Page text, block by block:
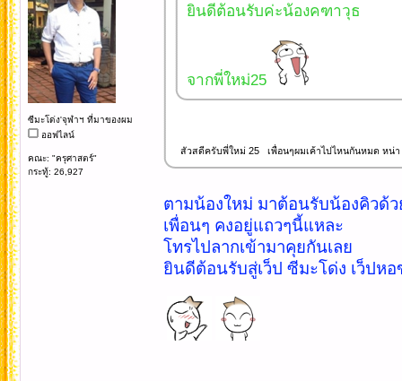
ซีมะโด่ง'จุฬาฯ ที่มาของผม
ออฟไลน์
คณะ: "ครุศาสตร์"
กระทู้: 26,927
ยินดีต้อนรับค่ะน้องคฑาวุธ
จากพี่ใหม่25
สัวสดีครับพี่ใหม่ 25 เพื่อนๆผมเค้าไปไหนกันหมด หน่
ตามน้องใหม่ มาต้อนรับน้องคิวด้
เพื่อนๆ คงอยู่แถวๆนี้แหละ
โทรไปลากเข้ามาคุยกันเลย
ยินดีต้อนรับสู่เว็ป ซีมะโด่ง เว็ปหอ